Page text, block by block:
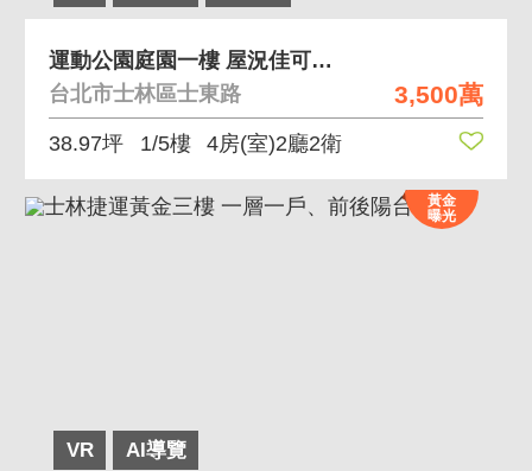
3,500萬
運動公園庭園一樓 屋況佳可入住,門前空間好停車
台北市士林區士東路
38.97坪 1/5樓 4房(室)2廳2衛
VR AI導覽
黃金
曝光